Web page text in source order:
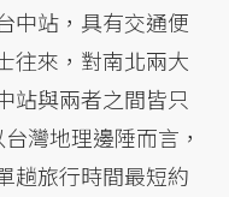
中站，具有交通便
往來，對南北兩大
站與兩者之間皆只
灣地理邊陲而言，
趟旅行時間最短約